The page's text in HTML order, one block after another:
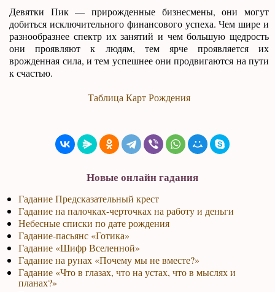
Девятки Пик — прирожденные бизнесмены, они могут
добиться исключительного финансового успеха. Чем шире и
разнообразнее спектр их занятий и чем большую щедрость
они проявляют к людям, тем ярче проявляется их
врожденная сила, и тем успешнее они продвигаются на пути
к счастью.
Таблица Карт Рождения
Новые онлайн гадания
Гадание Предсказательный крест
Гадание на палочках-черточках на работу и деньги
Небесные списки по дате рождения
Гадание-пасьянс «Готика»
Гадание «Шифр Вселенной»
Гадание на рунах «Почему мы не вместе?»
Гадание «Что в глазах, что на устах, что в мыслях и
планах?»